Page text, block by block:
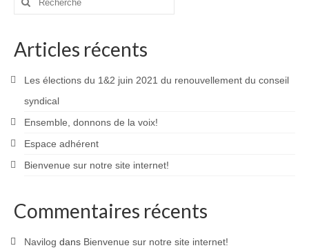
Articles récents
Les élections du 1&2 juin 2021 du renouvellement du conseil
syndical
Ensemble, donnons de la voix!
Espace adhérent
Bienvenue sur notre site internet!
Commentaires récents
Navilog dans Bienvenue sur notre site internet!